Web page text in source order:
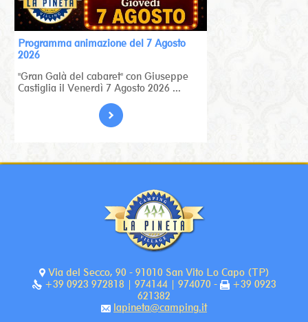
Programma animazione del 7 Agosto
2026
"Gran Galà del cabaret" con Giuseppe
Castiglia il Venerdì 7 Agosto 2026 ...
Via del Secco, 90 - 91010 San Vito Lo Capo (TP)
+39 0923 972818 | 974144 | 974070 -
+39 0923
621382
lapineta@camping.it